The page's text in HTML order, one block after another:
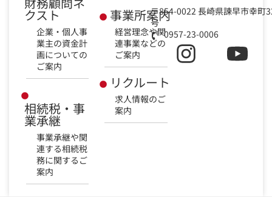
クスト
企業・個人事
業主の資金計
画についての
ご案内
相続税・事
業承継
事業承継や関
連する相続税
務に関するご
案内
事業所案内
経営理念や関
連事業などの
ご案内
リクルート
求人情報のご
案内
〒854-0022 長崎県諫早市幸町
号
0957-23-0006